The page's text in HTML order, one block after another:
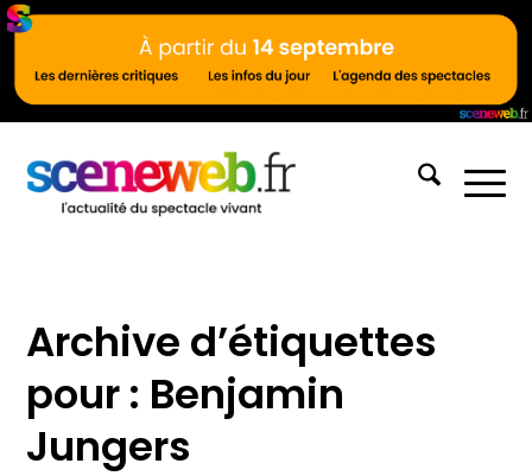
Archive d’étiquettes
pour : Benjamin
Jungers